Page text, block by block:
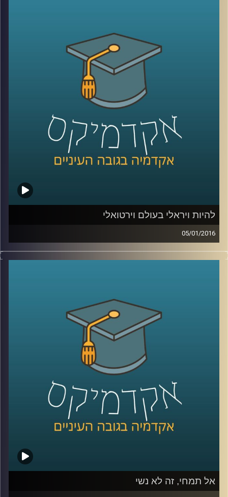
הטרור: מה מטרת העל של ארגוני טרור, והאם
הם עוסקים בזה בלבד, או שפעילויותיהם רחבות
הרבה יותר? סביר כי ההבנה של התמונה
המלאה תעזור למדינות ולקבוצות המותקפות
להתמודד עם הטרור וניסיון ההשתלטות של
האיסלאם הקיצוני. פרופסור אסף מוגדם מספר
קצת על ההיסטוריה של הטרור ומעורבותו של
הטרור במלחמות אזרחים והתקוממויות.
קרדיט תמונות:AudioVersity
להיות ויראלי בעולם וירטואלי
05/01/2016
יש לכם את זה מגיל צעיר, אתם מנהלים יופי של
הדיגיטלי לא היה שם כשהתחלתם את הדרך.
עסקים צריכים ללמוד כיצד להיות דיגטליים,
לשחק את המשחק העסקי והרווחי גם בשוק
הוירטואלי. לא די בפתיחת חשבון פייסבוק או
טוויטר ובניית אתר. דוקטור אמיר עציוני על
אסטרטגיות וירטואליות, הצלחות וכישלונות
קרדיט תמונות:AudioVersity
אל תמחי, זה לא נשי